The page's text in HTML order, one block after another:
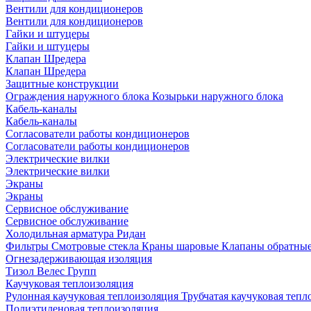
Вентили для кондиционеров
Вентили для кондиционеров
Гайки и штуцеры
Гайки и штуцеры
Клапан Шредера
Клапан Шредера
Защитные конструкции
Ограждения наружного блока Козырьки наружного блока
Кабель-каналы
Кабель-каналы
Согласователи работы кондиционеров
Согласователи работы кондиционеров
Электрические вилки
Электрические вилки
Экраны
Экраны
Сервисное обслуживание
Сервисное обслуживание
Холодильная арматура Ридан
Фильтры Смотровые стекла Краны шаровые Клапаны
Огнезадерживающая изоляция
Тизол Велес Групп
Каучуковая теплоизоляция
Рулонная каучуковая теплоизоляция Трубчатая каучуковая
Полиэтиленовая теплоизоляция